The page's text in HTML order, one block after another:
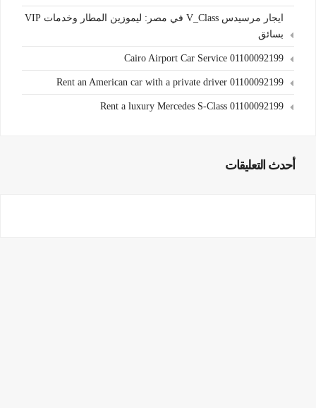
ايجار مرسيدس V_Class في مصر: ليموزين المطار وخدمات VIP
بسائق
Cairo Airport Car Service 01100092199
Rent an American car with a private driver 01100092199
Rent a luxury Mercedes S-Class 01100092199
أحدث التعليقات